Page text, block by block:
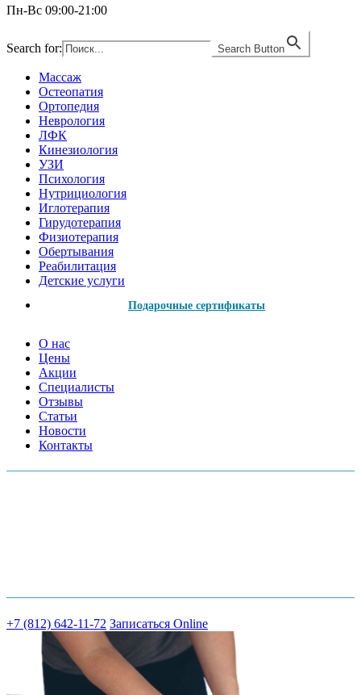
Пн-Вс 09:00-21:00
Search for: Search Button
Массаж
Остеопатия
Ортопедия
Неврология
ЛФК
Кинезиология
УЗИ
Психология
Нутрициология
Иглотерапия
Гирудотерапия
Физиотерапия
Обертывания
Реабилитация
Детские услуги
Подарочные сертификаты
О нас
Цены
Акции
Специалисты
Отзывы
Статьи
Новости
Контакты
+7 (812) 642-11-72 Записаться Online